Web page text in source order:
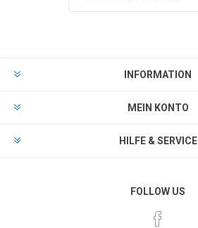
INFORMATION
MEIN KONTO
HILFE & SERVICE
FOLLOW US